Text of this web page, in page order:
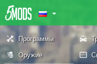
Программы
Оружие